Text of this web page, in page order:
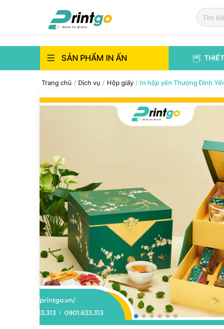
SẢN PHẨM IN ẤN
Trang chủ / Dịch vụ / Hộp giấy / In hộp yến Thượng Đỉnh